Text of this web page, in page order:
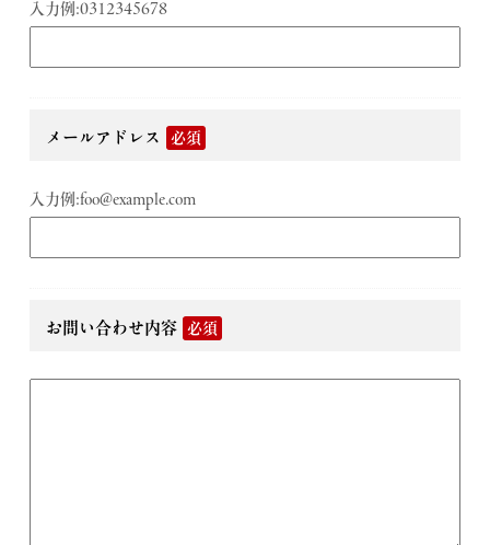
入力例:0312345678
メールアドレス 必須
入力例:foo@example.com
お問い合わせ内容 必須